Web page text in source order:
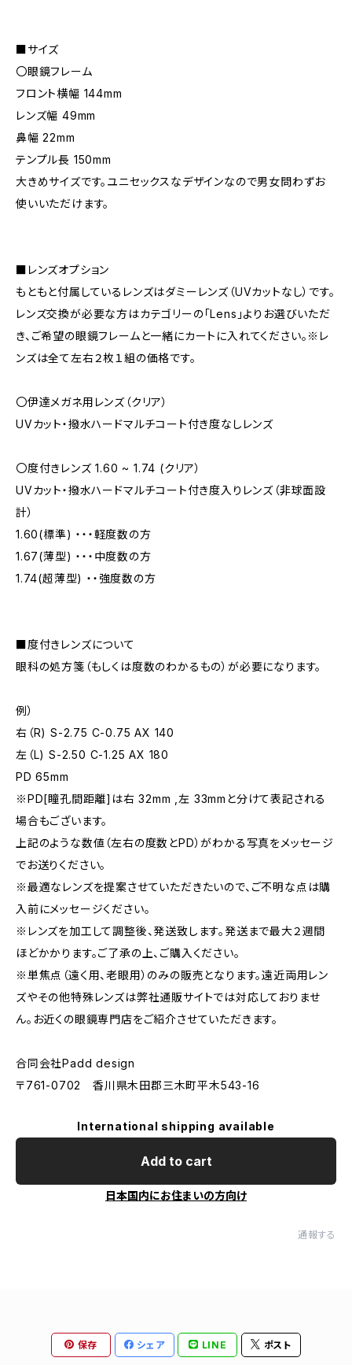
■サイズ
〇眼鏡フレーム
フロント横幅 144mm
レンズ幅 49mm
鼻幅 22mm
テンプル長 150mm
大きめサイズです。ユニセックスなデザインなので男女問わずお
使いいただけます。
■レンズオプション
もともと付属しているレンズはダミーレンズ（UVカットなし）です。
レンズ交換が必要な方はカテゴリーの「Lens」よりお選びいただ
き、ご希望の眼鏡フレームと一緒にカートに入れてください。※レ
ンズは全て左右２枚１組の価格です。
〇伊達メガネ用レンズ（クリア）
UVカット・撥水ハードマルチコート付き度なしレンズ
〇度付きレンズ 1.60 ~ 1.74 (クリア）
UVカット・撥水ハードマルチコート付き度入りレンズ（非球面設
計）
1.60(標準) ・・・軽度数の方
1.67(薄型) ・・・中度数の方
1.74(超薄型) ・・強度数の方
■度付きレンズについて
眼科の処方箋（もしくは度数のわかるもの）が必要になります。
例）
右（R) S-2.75 C-0.75 AX 140
左（L) S-2.50 C-1.25 AX 180
PD 65mm
※PD[瞳孔間距離]は右 32mm ,左 33mmと分けて表記される
場合もございます。
上記のような数値（左右の度数とPD）がわかる写真をメッセージ
でお送りください。
※最適なレンズを提案させていただきたいので、ご不明な点は購
入前にメッセージください。
※レンズを加工して調整後、発送致します。発送まで最大２週間
ほどかかります。ご了承の上、ご購入ください。
※単焦点（遠く用、老眼用）のみの販売となります。遠近両用レン
ズやその他特殊レンズは弊社通販サイトでは対応しておりませ
ん。お近くの眼鏡専門店をご紹介させていただきます。
合同会社Padd design
〒761-0702 香川県木田郡三木町平木543-16
International shipping available
Add to cart
日本国内にお住まいの方向け
通報する
保存 シェア LINE ポスト